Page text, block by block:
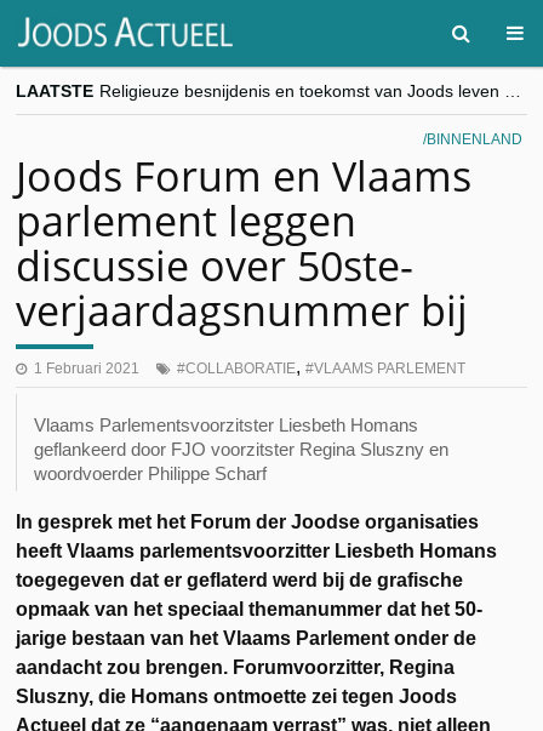
LAATSTE
“Besnijdenisdebat toont hoe moeilijk seculiere Westen minderheden begrijpt”, Jinnih Beels (Vooruit)
CITYTRIP | ROEMENIË – Boekarest: de verrassing van Oost-Europa
BINNENLAND
Joods Forum en Vlaams
parlement leggen
discussie over 50ste-
verjaardagsnummer bij
1 Februari 2021 COLLABORATIE, VLAAMS PARLEMENT
Vlaams Parlementsvoorzitster Liesbeth Homans
geflankeerd door FJO voorzitster Regina Sluszny en
woordvoerder Philippe Scharf
In gesprek met het Forum der Joodse organisaties
heeft Vlaams parlementsvoorzitter Liesbeth Homans
toegegeven dat er geflaterd werd bij de grafische
opmaak van het speciaal themanummer dat het 50-
jarige bestaan van het Vlaams Parlement onder de
aandacht zou brengen. Forumvoorzitter, Regina
Sluszny, die Homans ontmoette zei tegen Joods
Actueel dat ze “aangenaam verrast” was, niet alleen